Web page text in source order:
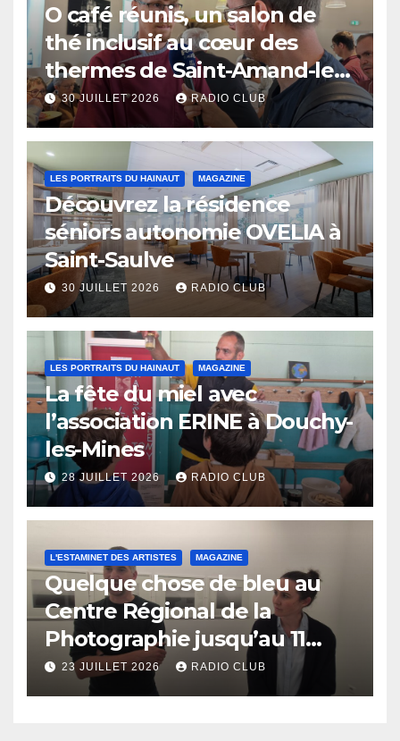
O café réunis, un salon de
thé inclusif au cœur des
thermes de Saint-Amand-les-
Eaux
30 JUILLET 2026 RADIO CLUB
LES PORTRAITS DU HAINAUT MAGAZINE
Découvrez la résidence
séniors autonomie OVELIA à
Saint-Saulve
30 JUILLET 2026 RADIO CLUB
LES PORTRAITS DU HAINAUT MAGAZINE
La fête du miel avec
l’association ERINE à Douchy-
les-Mines
28 JUILLET 2026 RADIO CLUB
L'ESTAMINET DES ARTISTES MAGAZINE
Quelque chose de bleu au
Centre Régional de la
Photographie jusqu’au 11
octobre
23 JUILLET 2026 RADIO CLUB